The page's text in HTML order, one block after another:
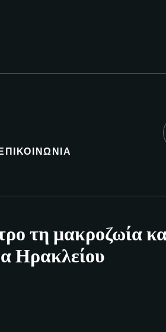
τη μακροζωία
Ηρακλείου